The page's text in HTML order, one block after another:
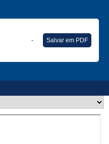
- Salvar em PDF